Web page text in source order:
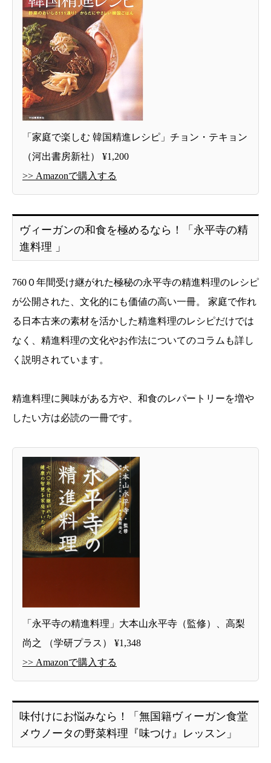
「家庭で楽しむ 韓国精進レシピ」チョン・テキョン
（河出書房新社） ¥1,200
>> Amazonで購入する
ヴィーガンの和食を極めるなら！「永平寺の精
進料理 」
760０年間受け継がれた極秘の永平寺の精進料理のレシピ
が公開された、文化的にも価値の高い一冊。 家庭で作れ
る日本古来の素材を活かした精進料理のレシピだけでは
なく、精進料理の文化やお作法についてのコラムも詳し
く説明されています。
精進料理に興味がある方や、和食のレパートリーを増や
したい方は必読の一冊です。
「永平寺の精進料理」大本山永平寺（監修）、高梨
尚之 （学研プラス） ¥1,348
>> Amazonで購入する
味付けにお悩みなら！「無国籍ヴィーガン食堂
メウノータの野菜料理『味つけ』レッスン」